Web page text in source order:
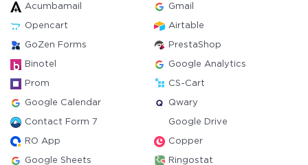
Acumbamail Gmail
Opencart Airtable
GoZen Forms PrestaShop
Binotel Google Analytics
Prom CS-Cart
Google Calendar Qwary
Contact Form 7 Google Drive
RO App Copper
Google Sheets Ringostat